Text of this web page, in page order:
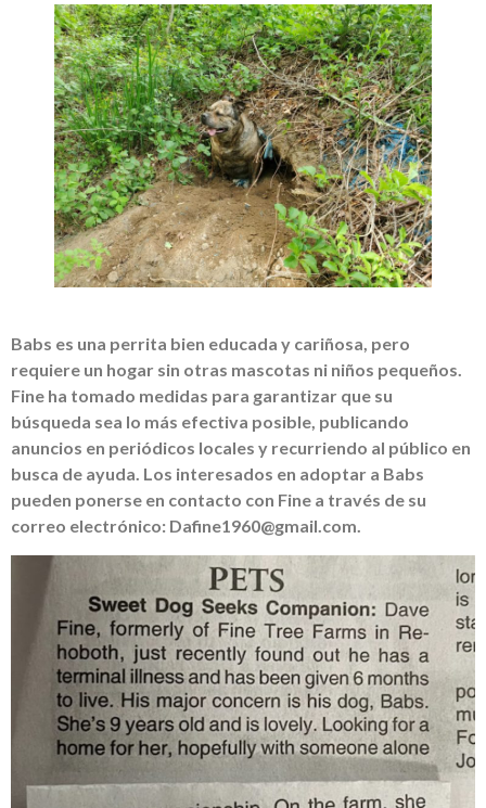
Babs es una perrita bien educada y cariñosa, pero
requiere un hogar sin otras mascotas ni niños pequeños.
Fine ha tomado medidas para garantizar que su
búsqueda sea lo más efectiva posible, publicando
anuncios en periódicos locales y recurriendo al público en
busca de ayuda. Los interesados en adoptar a Babs
pueden ponerse en contacto con Fine a través de su
correo electrónico: Dafine1960@gmail.com.